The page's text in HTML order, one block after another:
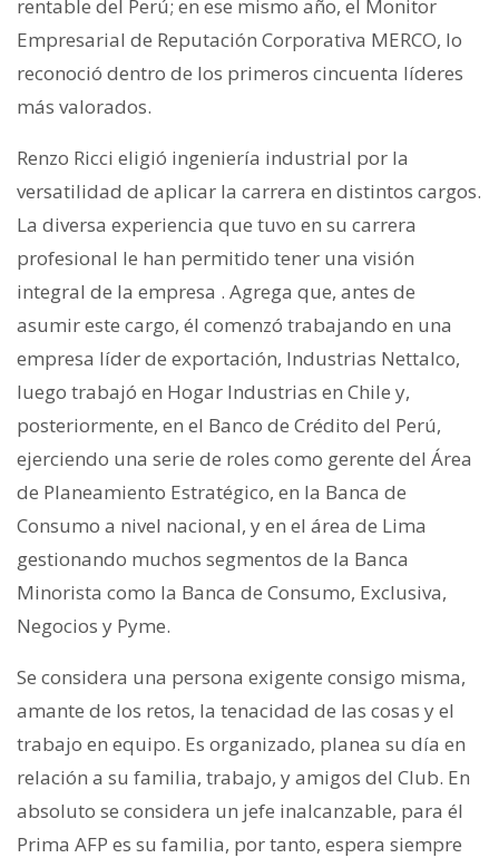
rentable del Perú; en ese mismo año, el Monitor
Empresarial de Reputación Corporativa MERCO, lo
reconoció dentro de los primeros cincuenta líderes
más valorados.
Renzo Ricci eligió ingeniería industrial por la
versatilidad de aplicar la carrera en distintos cargos.
La diversa experiencia que tuvo en su carrera
profesional le han permitido tener una visión
integral de la empresa . Agrega que, antes de
asumir este cargo, él comenzó trabajando en una
empresa líder de exportación, Industrias Nettalco,
luego trabajó en Hogar Industrias en Chile y,
posteriormente, en el Banco de Crédito del Perú,
ejerciendo una serie de roles como gerente del Área
de Planeamiento Estratégico, en la Banca de
Consumo a nivel nacional, y en el área de Lima
gestionando muchos segmentos de la Banca
Minorista como la Banca de Consumo, Exclusiva,
Negocios y Pyme.
Se considera una persona exigente consigo misma,
amante de los retos, la tenacidad de las cosas y el
trabajo en equipo. Es organizado, planea su día en
relación a su familia, trabajo, y amigos del Club. En
absoluto se considera un jefe inalcanzable, para él
Prima AFP es su familia, por tanto, espera siempre